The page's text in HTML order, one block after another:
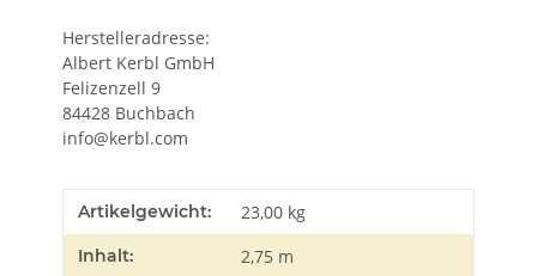
Herstelleradresse:
Albert Kerbl GmbH
Felizenzell 9
84428 Buchbach
info@kerbl.com
Artikelgewicht: 23,00 kg
Inhalt: 2,75 m